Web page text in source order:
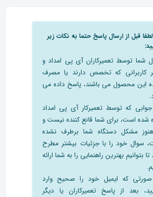
لطفا قبل از ارسال پاسخ حتما به نکات زیر
شما توسط تعمیرکاران آی پی امداد و
کاربرانی که تخصص دارند یا مصرف
این محصول می باشند، پاسخ داده می
جوابی که توسط تعمیرکار آی پی امداد
شده است، برای شما قانع کننده نیست و
مشکل دستگاه شما برطرف نشده
سوال خود را با جزِئیات بیشتر مطرح
تا بتوانیم بهترین راهنمایی را به شما ارائه
که ایمیل خود را صحیح وارد
بعد از پاسخ تعمیرکاران یا دیگر